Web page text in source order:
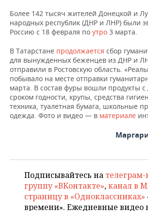
Более 142 тысяч жителей Донецкой и
народных республик (ДНР и ЛНР) были
Россию с 18 февраля по утро 3 марта.
В Татарстане продолжается сбор
для вынужденных беженцев из ДНР и
отправили в Ростовскую область.
побывало на месте отправки
марта. В состав фуры вошли продукты
сроком годности, крупы, средства
техника, туалетная бумага, школьные
одежда. Фото и видео — в материале
Подписывайтесь на
группу «ВКонтакте»,канал в
страницу в «Одноклассниках»
времени». Ежедневные видео